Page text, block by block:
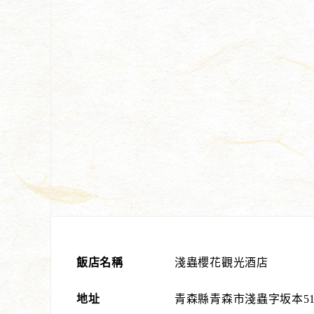
飯店名稱 淺蟲櫻花觀光酒店
地址 青森縣青森市淺蟲字坂本